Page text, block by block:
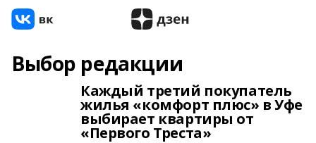
Выбор редакции
Каждый третий покупатель
жилья «комфорт плюс» в Уфе
выбирает квартиры от
«Первого Треста»